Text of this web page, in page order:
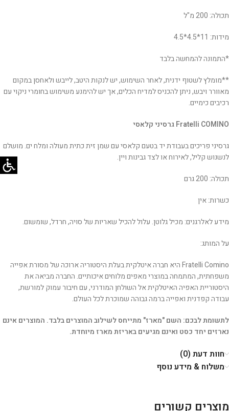
תכולה: 200 מ"ל
מידות: 11*4.5*4.5
*התמונה להמחשה בלבד
**מומלץ לשטוף ידנית, לאחר השימוש, יש לנקות היטב, לייבש ולאחסן במקום
מאוורר ויבש, ניתן להכניס למדיח הכלים, אך יש להימנע משימוש בחומרי ניקוי עם
רכיבים כימיים.
Fratelli COMINO גרסיני קלאסי
גרסיני פריכים בעבודת יד בטעם קלאסי עם שמן זית כתית מעולה ומלח ים. מושלם
לנשנוש קליל, לאירוח או לצד גבינות ויין.
תכולה: 200 גרם
כשרות: אין
מידע לאלרגנים: מכיל גלוטן. עלול להכיל שאריות של סויה, חרדל, שומשום.
על המותג:
Fratelli Comino היא חברה איטלקית בעלת היסטוריה ארוכה של מסורת אפייה
משפחתית, המתמחה במוצרי מאפים מלוחים איכותיים. החברה מביאה את
היסטוריית האפיה האיטלקית אל השולחן המודרני, עם חיבור עמוק למורשת,
עבודה קפדנית ואפייה ברמה גבוהה שמוכרת לכל העולם.
לתשומת לבכם: השם "מארז" מתייחס לשילוב המוצרים בלבד. המוצרים אינם
נארזים יחד כסט ואינם מגיעים באריזת מארז מיוחדת.
חוות דעת (0)
משלוח & מידע נוסף
מוצרים קשורים